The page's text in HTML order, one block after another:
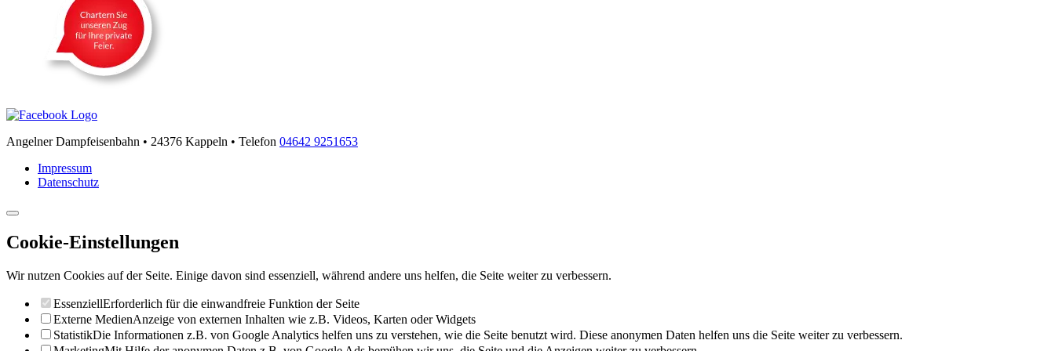
Angelner Dampfeisenbahn • 24376 Kappeln • Telefon 04642 9251653
Impressum
Datenschutz
Cookie-Einstellungen
Wir nutzen Cookies auf der Seite. Einige davon sind essenziell, während andere uns helfen, die Seite weiter zu verbessern.
EssenziellErforderlich für die einwandfreie Funktion der Seite
Externe MedienAnzeige von externen Inhalten wie z.B. Videos, Karten oder Widgets
StatistikDie Informationen z.B. von Google Analytics helfen uns zu verstehen, wie die Seite benutzt wird. Diese anonymen Daten helfen uns die Seite weiter zu verbessern.